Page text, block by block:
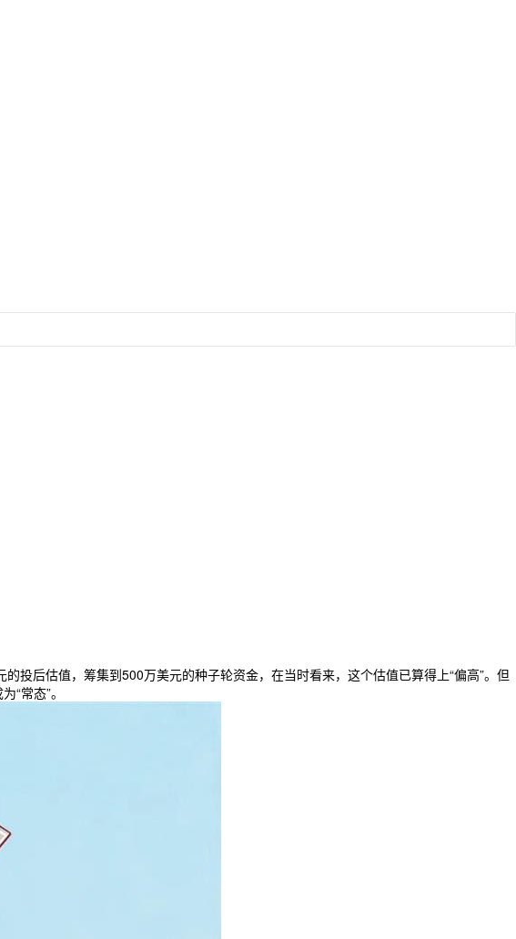
投后估值，筹集到500万美元的种子轮资金，在当时看来，这个估值已算得上“偏高”。但
常态”。